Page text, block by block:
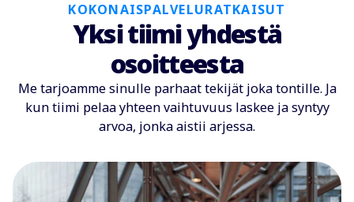
KOKONAISPALVELURATKAISUT
Yksi tiimi yhdestä
osoitteesta
Me tarjoamme sinulle parhaat tekijät joka tontille. Ja
kun tiimi pelaa yhteen vaihtuvuus laskee ja syntyy
arvoa, jonka aistii arjessa.